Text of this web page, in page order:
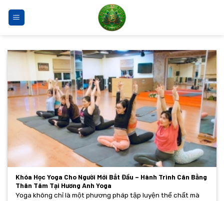
qua
Khóa Học Yoga Cho Người Mới Bắt Đầu – Hành Trình Cân Bằng
Thân Tâm Tại Hương Anh Yoga
Yoga không chỉ là một phương pháp tập luyện thể chất mà